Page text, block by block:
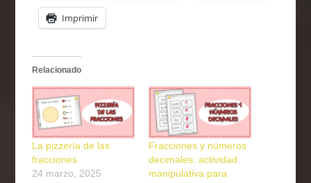
Imprimir
Relacionado
La pizzería de las
fracciones
24 marzo, 2025
Fracciones y números
decimales: actividad
manipulativa para